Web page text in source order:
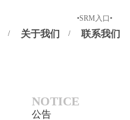
正式供应商及潜在供应商登录
•SRM入口•
关于我们 联系我们
NOTICE
公告